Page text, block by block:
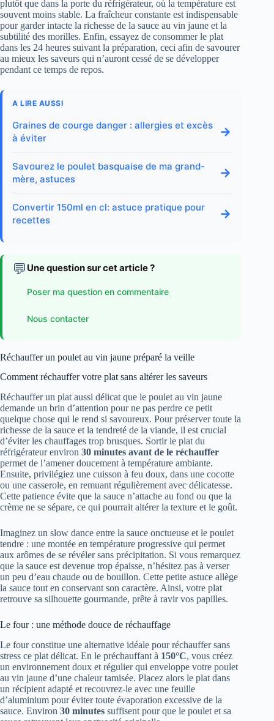
plutôt que dans la porte du réfrigérateur, où la température est
souvent moins stable. La fraîcheur constante est indispensable
pour garder intacte la richesse de la sauce au vin jaune et la
subtilité des morilles. Enfin, essayez de consommer le plat
dans les 24 heures suivant la préparation, ceci afin de savourer
au mieux les saveurs qui n’auront cessé de se développer
pendant ce temps de repos.
A LIRE AUSSI
Graines de courge danger : allergies et excès
à éviter
→
Savourez le poulet basquaise de ma grand-
mère, astuces
→
Convertir 150ml en cl: astuce pratique pour
recettes
→
💬 Une question sur cet article ?
Poser ma question en commentaire
Nous contacter
Réchauffer un poulet au vin jaune préparé la veille
Comment réchauffer votre plat sans altérer les saveurs
Réchauffer un plat aussi délicat que le poulet au vin jaune
demande un brin d’attention pour ne pas perdre ce petit
quelque chose qui le rend si savoureux. Pour préserver toute la
richesse de la sauce et la tendreté de la viande, il est crucial
d’éviter les chauffages trop brusques. Sortir le plat du
réfrigérateur environ 30 minutes avant de le réchauffer
permet de l’amener doucement à température ambiante.
Ensuite, privilégiez une cuisson à feu doux, dans une cocotte
ou une casserole, en remuant régulièrement avec délicatesse.
Cette patience évite que la sauce n’attache au fond ou que la
crème ne se sépare, ce qui pourrait altérer la texture et le goût.
Imaginez un slow dance entre la sauce onctueuse et le poulet
tendre : une montée en température progressive qui permet
aux arômes de se révéler sans précipitation. Si vous remarquez
que la sauce est devenue trop épaisse, n’hésitez pas à verser
un peu d’eau chaude ou de bouillon. Cette petite astuce allège
la sauce tout en conservant son caractère. Ainsi, votre plat
retrouve sa silhouette gourmande, prête à ravir vos papilles.
Le four : une méthode douce de réchauffage
Le four constitue une alternative idéale pour réchauffer sans
stress ce plat délicat. En le préchauffant à 150°C, vous créez
un environnement doux et régulier qui enveloppe votre poulet
au vin jaune d’une chaleur tamisée. Placez alors le plat dans
un récipient adapté et recouvrez-le avec une feuille
d’aluminium pour éviter toute évaporation excessive de la
sauce. Environ 30 minutes suffisent pour que le poulet et sa